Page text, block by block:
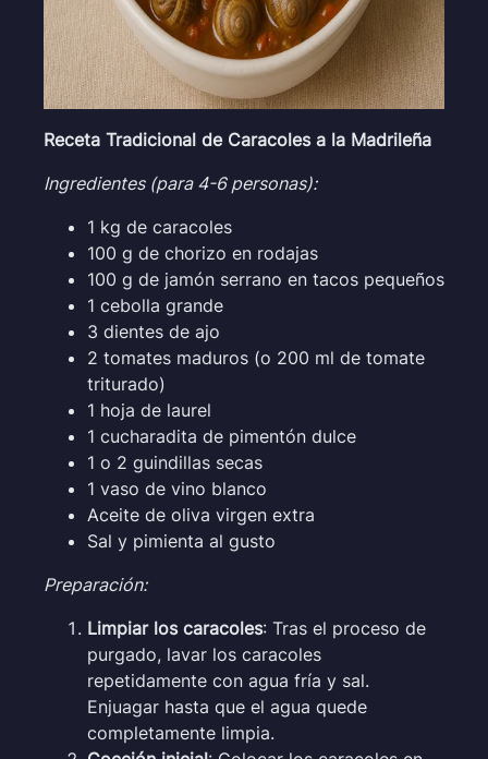
Receta Tradicional de Caracoles a la Madrileña
Ingredientes (para 4-6 personas):
1 kg de caracoles
100 g de chorizo en rodajas
100 g de jamón serrano en tacos pequeños
1 cebolla grande
3 dientes de ajo
2 tomates maduros (o 200 ml de tomate
triturado)
1 hoja de laurel
1 cucharadita de pimentón dulce
1 o 2 guindillas secas
1 vaso de vino blanco
Aceite de oliva virgen extra
Sal y pimienta al gusto
Preparación:
Limpiar los caracoles: Tras el proceso de
purgado, lavar los caracoles
repetidamente con agua fría y sal.
Enjuagar hasta que el agua quede
completamente limpia.